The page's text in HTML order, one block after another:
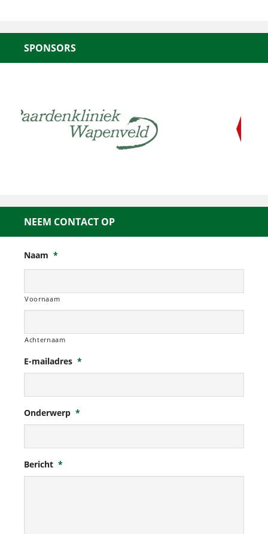
SPONSORS
NEEM CONTACT OP
Naam *
Voornaam
Achternaam
E-mailadres *
Onderwerp *
Bericht *